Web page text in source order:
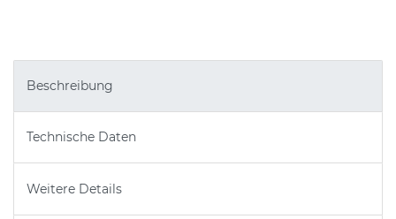
Beschreibung
Technische Daten
Weitere Details